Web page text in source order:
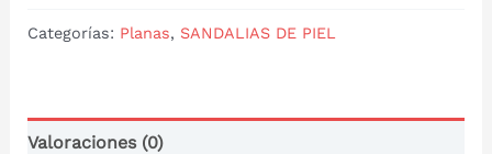
Categorías: Planas, SANDALIAS DE PIEL
Valoraciones (0)